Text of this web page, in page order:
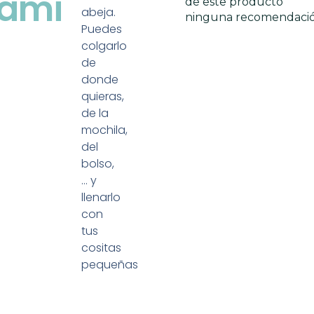
abeja.
Puedes
colgarlo
de
donde
quieras,
de la
mochila,
del
bolso,
… y
llenarlo
con
tus
cositas
pequeñas
ninguna